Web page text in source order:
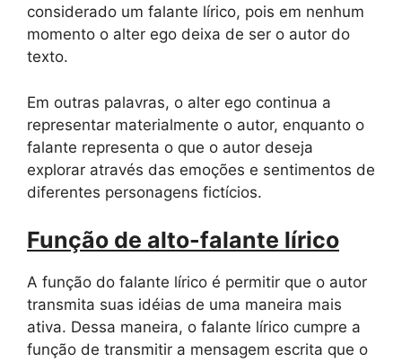
considerado um falante lírico, pois em nenhum
momento o alter ego deixa de ser o autor do
texto.
Em outras palavras, o alter ego continua a
representar materialmente o autor, enquanto o
falante representa o que o autor deseja
explorar através das emoções e sentimentos de
diferentes personagens fictícios.
Função de alto-falante lírico
A função do falante lírico é permitir que o autor
transmita suas idéias de uma maneira mais
ativa. Dessa maneira, o falante lírico cumpre a
função de transmitir a mensagem escrita que o